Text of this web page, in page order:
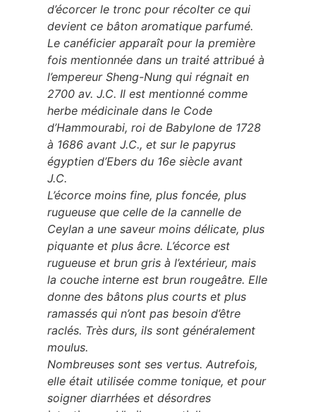
d’écorcer le tronc pour récolter ce qui
devient ce bâton aromatique parfumé.
Le canéficier apparaît pour la première
fois mentionnée dans un traité attribué à
l’empereur Sheng-Nung qui régnait en
2700 av. J.C. Il est mentionné comme
herbe médicinale dans le Code
d’Hammourabi, roi de Babylone de 1728
à 1686 avant J.C., et sur le papyrus
égyptien d’Ebers du 16e siècle avant
J.C.
L’écorce moins fine, plus foncée, plus
rugueuse que celle de la cannelle de
Ceylan a une saveur moins délicate, plus
piquante et plus âcre. L’écorce est
rugueuse et brun gris à l’extérieur, mais
la couche interne est brun rougeâtre. Elle
donne des bâtons plus courts et plus
ramassés qui n’ont pas besoin d’être
raclés. Très durs, ils sont généralement
moulus.
Nombreuses sont ses vertus. Autrefois,
elle était utilisée comme tonique, et pour
soigner diarrhées et désordres